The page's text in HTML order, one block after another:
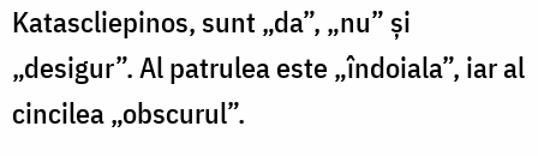
Katascliepinos, sunt „da”, „nu” și
„desigur”. Al patrulea este „îndoiala”, iar al
cincilea „obscurul”.